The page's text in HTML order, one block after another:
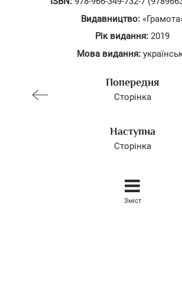
Видавництво:
Рік видання: 2019
Мова видання:
Попередня
Сторінка
Наступна
Сторінка
Зміст